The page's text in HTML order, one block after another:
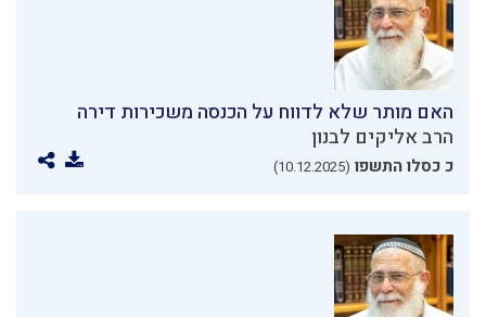
האם מותר שלא לדווח על הכנסה משכירות דירה
הרב אליקים לבנון
כ כסלו התשפו (10.12.2025)